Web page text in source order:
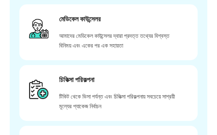
মেডিকেল কাউন্সেলর
আমাদের মেডিকেল কাউন্সেলর দ্বারা প্রদত্ত তথ্যের বিশ্বস্ত
বিনিময় এবং একের পর এক সহায়তা
চিকিত্সা পরিকল্পনা
টিকিট থেকে ভিসা পর্যন্ত এবং চিকিত্সা পরিকল্পনায় সবচেয়ে সাশ্রয়ী
মূল্যের প্যাকেজ নির্বাচন